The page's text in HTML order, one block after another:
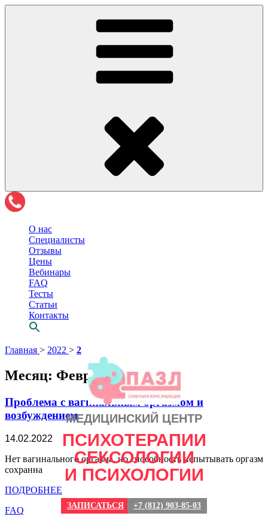
О нас
Специалисты
Отзывы
Цены
Вебинары
FAQ
Тесты
Статьи
Контакты
Перейти
содержимому
МЕДИЦИНСКИЙ ЦЕНТР
ПСИХОТЕРАПИИ
СЕКСОЛОГИИ
И ПСИХОЛОГИИ
ЗАПИСАТЬСЯ +7 (812) 903-85-03
Просто выбери
СВОЕГО
психотерапевта
Главная > 2022 > 2
Месяц: Февраль 2022
Проблема с вагинальным оргазмом и
возбуждением
14.02.2022
Нет вагинального оргазма, но способность испытывать оргазм
сохранна
ПОДРОБНЕЕ
FAQ